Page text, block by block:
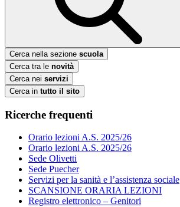
Cerca nella sezione scuola
Cerca tra le novità
Cerca nei servizi
Cerca in tutto il sito
Ricerche frequenti
Orario lezioni A.S. 2025/26
Orario lezioni A.S. 2025/26
Sede Olivetti
Sede Puecher
Servizi per la sanità e l’assistenza sociale
SCANSIONE ORARIA LEZIONI
Registro elettronico – Genitori